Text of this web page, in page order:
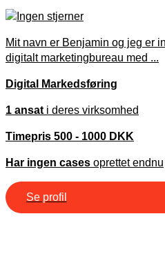
Mit navn er Benjamin og jeg er
digitalt marketingbureau med ...
Digital Markedsføring
1 ansat i deres virksomhed
Timepris 500 - 1000 DKK
Har ingen cases oprettet endnu
Se profil